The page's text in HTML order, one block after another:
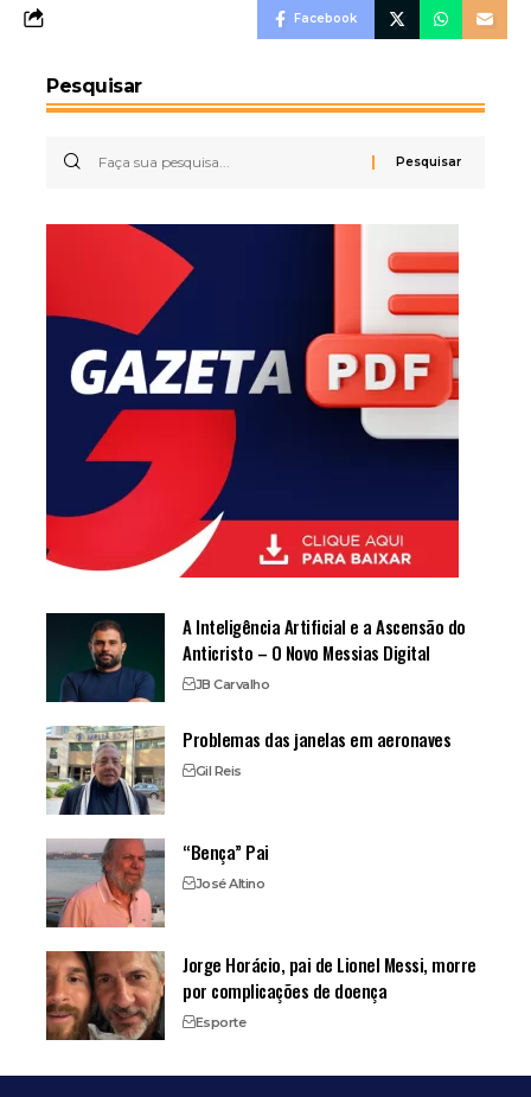
Facebook
Pesquisar
A Inteligência Artificial e a Ascensão do
Anticristo – O Novo Messias Digital
JB Carvalho
Problemas das janelas em aeronaves
Gil Reis
“Bença” Pai
José Altino
Jorge Horácio, pai de Lionel Messi, morre
por complicações de doença
Esporte